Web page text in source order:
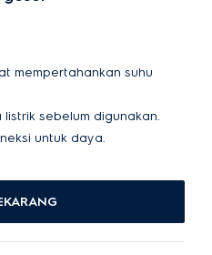
mempertahankan suhu
sebelum digunakan.
untuk daya.